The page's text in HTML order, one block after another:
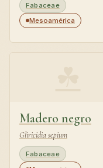
Fabaceae
Mesoamérica
Madero negro
Gliricidia sepium
Fabaceae